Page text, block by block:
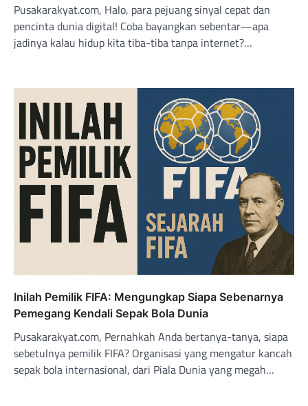
Pusakarakyat.com, Halo, para pejuang sinyal cepat dan
pencinta dunia digital! Coba bayangkan sebentar—apa
jadinya kalau hidup kita tiba-tiba tanpa internet?…
Inilah Pemilik FIFA: Mengungkap Siapa Sebenarnya
Pemegang Kendali Sepak Bola Dunia
Pusakarakyat.com, Pernahkah Anda bertanya-tanya, siapa
sebetulnya pemilik FIFA? Organisasi yang mengatur kancah
sepak bola internasional, dari Piala Dunia yang megah…